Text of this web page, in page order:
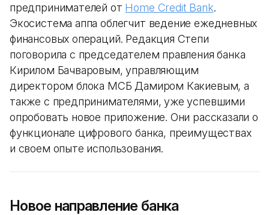
предпринимателей от Home Credit Bank.
Экосистема аппа облегчит ведение ежедневных
финансовых операций. Редакция Степи
поговорила с председателем правления банка
Кирилом Бачваровым, управляющим
директором блока МСБ Дамиром Какиевым, а
также с предпринимателями, уже успевшими
опробовать новое приложение. Они рассказали о
функционале цифрового банка, преимуществах
и своем опыте использования.
Новое направление банка